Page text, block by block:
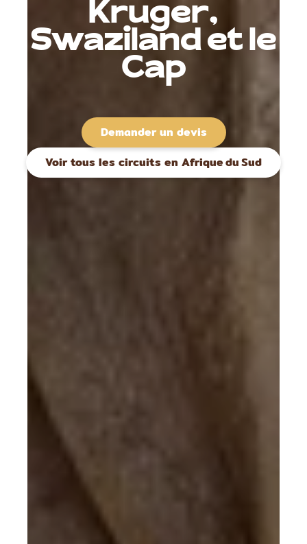
Kruger,
Swaziland et le
Cap
Voir tous les circuits en Afrique du Sud
Demander un devis